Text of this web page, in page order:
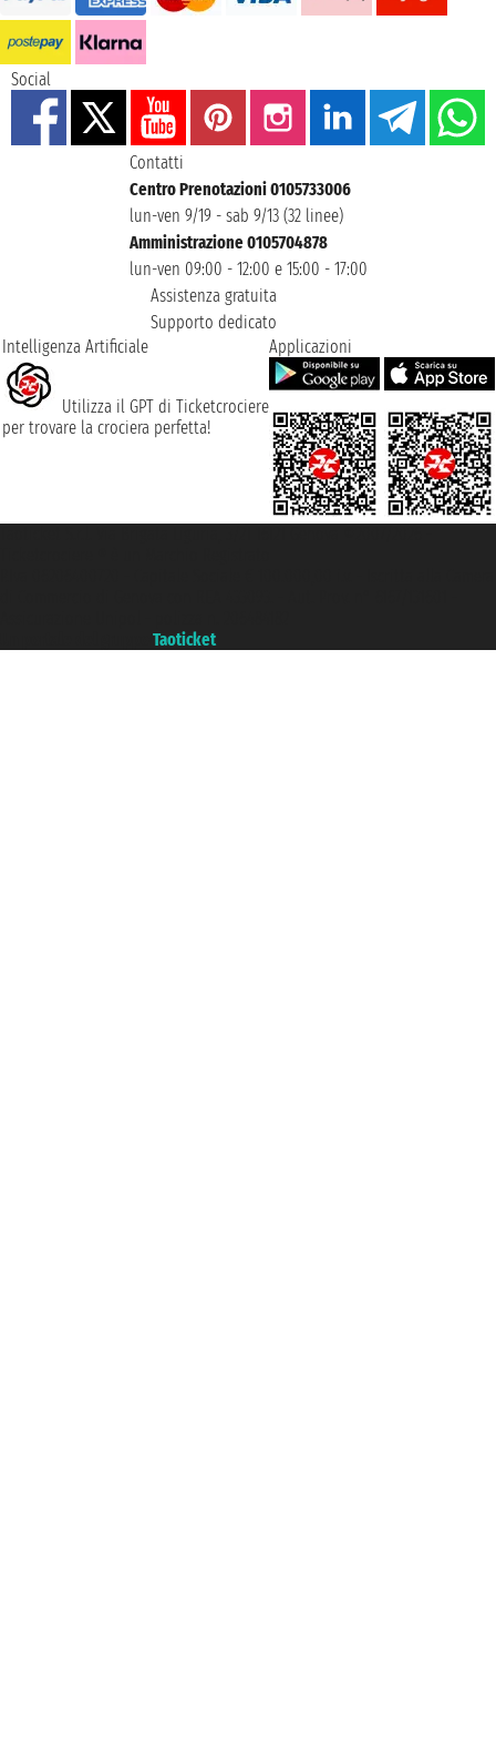
Social
Contatti
Centro Prenotazioni 0105733006
lun-ven 9/19 - sab 9/13 (32 linee)
Amministrazione 0105704878
lun-ven 09:00 - 12:00 e 15:00 - 17:00
Assistenza gratuita
Supporto dedicato
Intelligenza Artificiale
Utilizza il GPT di Ticketcrociere
per trovare la crociera perfetta!
Applicazioni
Taoticket